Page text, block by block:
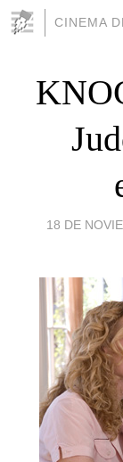
CINEMA
18 DE